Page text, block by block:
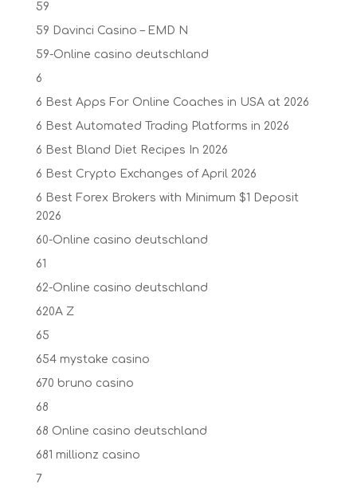
59
59 Davinci Casino – EMD N
59-Online casino deutschland
6
6 Best Apps For Online Coaches in USA at 2026
6 Best Automated Trading Platforms in 2026
6 Best Bland Diet Recipes In 2026
6 Best Crypto Exchanges of April 2026
6 Best Forex Brokers with Minimum $1 Deposit ️
2026
60-Online casino deutschland
61
62-Online casino deutschland
620A Z
65
654 mystake casino
670 bruno casino
68
68 Online casino deutschland
681 millionz casino
7